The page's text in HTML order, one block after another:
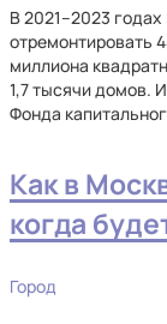
В 2021–2023
отремонтировать
миллиона
1,7 тысячи домов.
Фонда
Как в
когда
Город